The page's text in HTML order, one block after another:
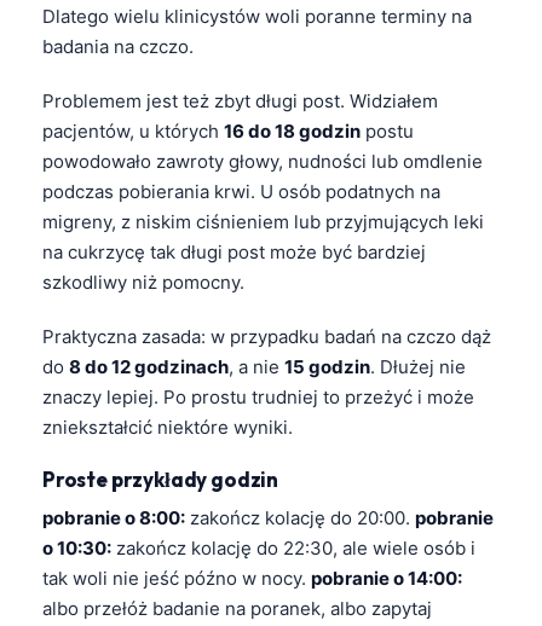
Dlatego wielu klinicystów woli poranne terminy na
badania na czczo.
Problemem jest też zbyt długi post. Widziałem
pacjentów, u których 16 do 18 godzin postu
powodowało zawroty głowy, nudności lub omdlenie
podczas pobierania krwi. U osób podatnych na
migreny, z niskim ciśnieniem lub przyjmujących leki
na cukrzycę tak długi post może być bardziej
szkodliwy niż pomocny.
Praktyczna zasada: w przypadku badań na czczo dąż
do 8 do 12 godzinach, a nie 15 godzin. Dłużej nie
znaczy lepiej. Po prostu trudniej to przeżyć i może
zniekształcić niektóre wyniki.
Proste przykłady godzin
pobranie o 8:00: zakończ kolację do 20:00. pobranie
o 10:30: zakończ kolację do 22:30, ale wiele osób i
tak woli nie jeść późno w nocy. pobranie o 14:00:
albo przełóż badanie na poranek, albo zapytaj
ភាសាខ្មែរ
Kiswahili
Українська
Català
Қазақ тілі
Suomi
Hrvatski
Slovenčina
كوردی‎
پښتو
سنڌي
සිංහල
অসমীয়া
Galego